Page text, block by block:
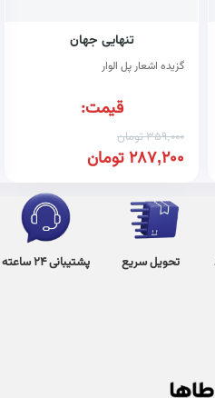
تنهایی جهان
گزیده اشعار پل الوار
قیمت:
359,000تومان
287,200تومان
تحویل سریع پشتیبانی 24 ساعته